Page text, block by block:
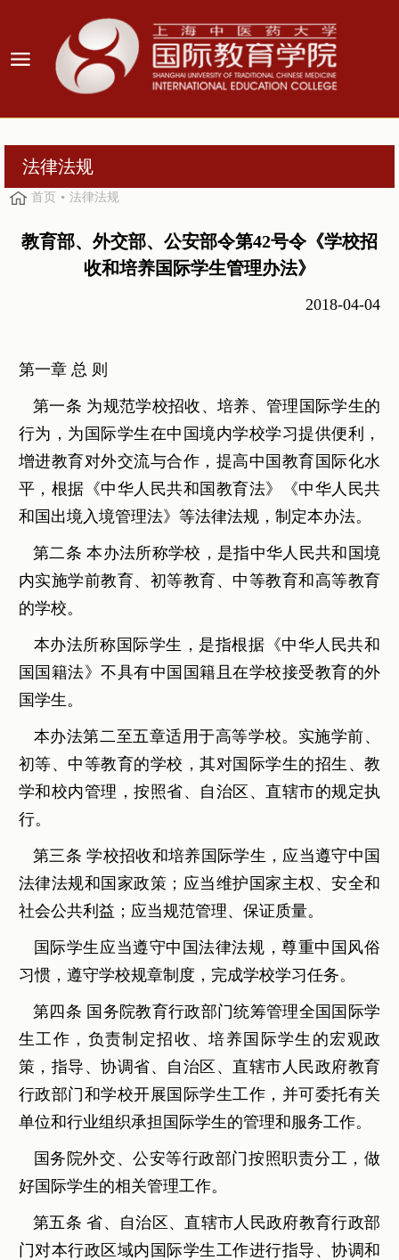
法律法规
首页 法律法规
教育部、外交部、公安部令第42号令《学校招
收和培养国际学生管理办法》
2018-04-04
第一章 总 则
第一条 为规范学校招收、培养、管理国际学生的
行为，为国际学生在中国境内学校学习提供便利，
增进教育对外交流与合作，提高中国教育国际化水
平，根据《中华人民共和国教育法》《中华人民共
和国出境入境管理法》等法律法规，制定本办法。
第二条 本办法所称学校，是指中华人民共和国境
内实施学前教育、初等教育、中等教育和高等教育
的学校。
本办法所称国际学生，是指根据《中华人民共和
国国籍法》不具有中国国籍且在学校接受教育的外
国学生。
本办法第二至五章适用于高等学校。实施学前、
初等、中等教育的学校，其对国际学生的招生、教
学和校内管理，按照省、自治区、直辖市的规定执
行。
第三条 学校招收和培养国际学生，应当遵守中国
法律法规和国家政策；应当维护国家主权、安全和
社会公共利益；应当规范管理、保证质量。
国际学生应当遵守中国法律法规，尊重中国风俗
习惯，遵守学校规章制度，完成学校学习任务。
第四条 国务院教育行政部门统筹管理全国国际学
生工作，负责制定招收、培养国际学生的宏观政
策，指导、协调省、自治区、直辖市人民政府教育
行政部门和学校开展国际学生工作，并可委托有关
单位和行业组织承担国际学生的管理和服务工作。
国务院外交、公安等行政部门按照职责分工，做
好国际学生的相关管理工作。
第五条 省、自治区、直辖市人民政府教育行政部
门对本行政区域内国际学生工作进行指导、协调和